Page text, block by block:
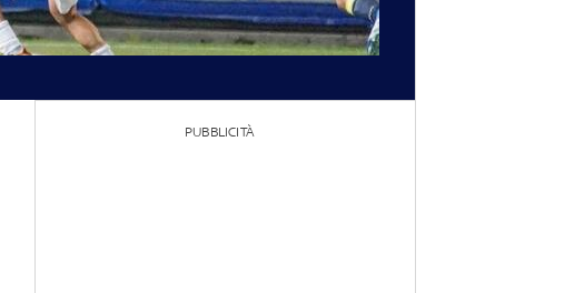
PUBBLICITÀ